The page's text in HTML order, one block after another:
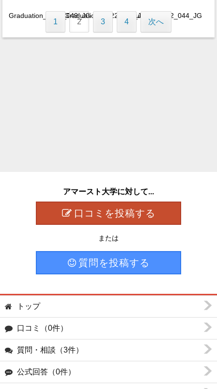
1 2 3 4 次へ
アマースト大学に対して...
口コミを投稿する
または
質問を投稿する
トップ
口コミ（0件）
質問・相談（3件）
公式回答（0件）